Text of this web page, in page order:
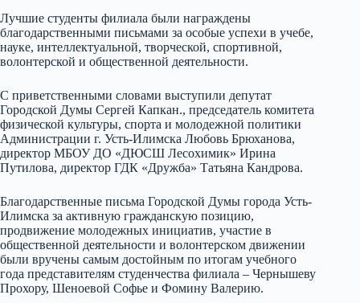
Лучшие студенты филиала были награждены
благодарственными письмами за особые успехи в учебе,
науке, интеллектуальной, творческой, спортивной,
волонтерской и общественной деятельности.
С приветственными словами выступили депутат
Городской Думы Сергей Капкан., председатель комитета
физической культуры, спорта и молодежной политики
Администрации г. Усть-Илимска Любовь Брюханова,
директор МБОУ ДО «ДЮСШ Лесохимик» Ирина
Путилова, директор ГДК «Дружба» Татьяна Кандрова.
Благодарственные письма Городской Думы города Усть-
Илимска за активную гражданскую позицию,
продвижение молодежных инициатив, участие в
общественной деятельности и волонтерском движении
были вручены самым достойным по итогам учебного
года представителям студенчества филиала – Чернышеву
Прохору, Шеноевой Софье и Фомину Валерию.